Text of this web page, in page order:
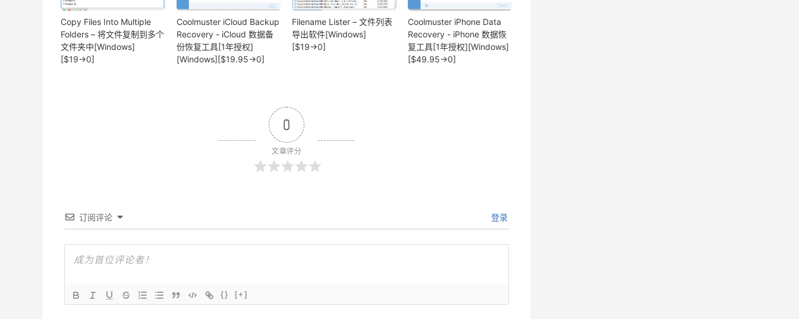
Copy Files Into Multiple
Folders – 将文件复制到多个
文件夹中[Windows]
[$19→0]
Coolmuster iCloud Backup
Recovery - iCloud 数据备
份恢复工具[1年授权]
[Windows][$19.95→0]
Filename Lister – 文件列表
导出软件[Windows]
[$19→0]
Coolmuster iPhone Data
Recovery - iPhone 数据恢
复工具[1年授权][Windows]
[$49.95→0]
0
文章评分
订阅评论 登录
{} [+]